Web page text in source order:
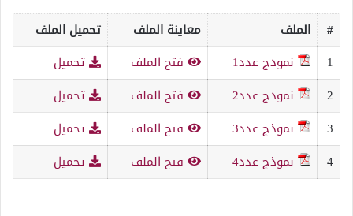
# الملف معاينة الملف
تحميل الملف
1
نموذج عدد1 فتح الملف
تحميل
2
نموذج عدد2 فتح الملف
تحميل
3
نموذج عدد3 فتح الملف
تحميل
4
نموذج عدد4 فتح الملف تحميل